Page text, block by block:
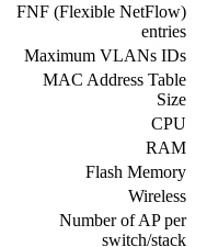
FNF (Flexible NetFlow)
entries
Maximum VLANs IDs
MAC Address Table
Size
CPU
RAM
Flash Memory
Wireless
Number of AP per
switch/stack